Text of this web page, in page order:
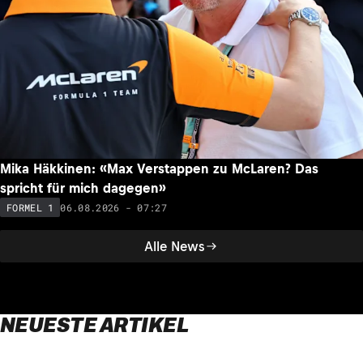
Alle News
Mika Häkkinen: «Max Verstappen zu McLaren? Das
spricht für mich dagegen»
FORMEL 1 06.08.2026 - 07:27
NEUESTE ARTIKEL